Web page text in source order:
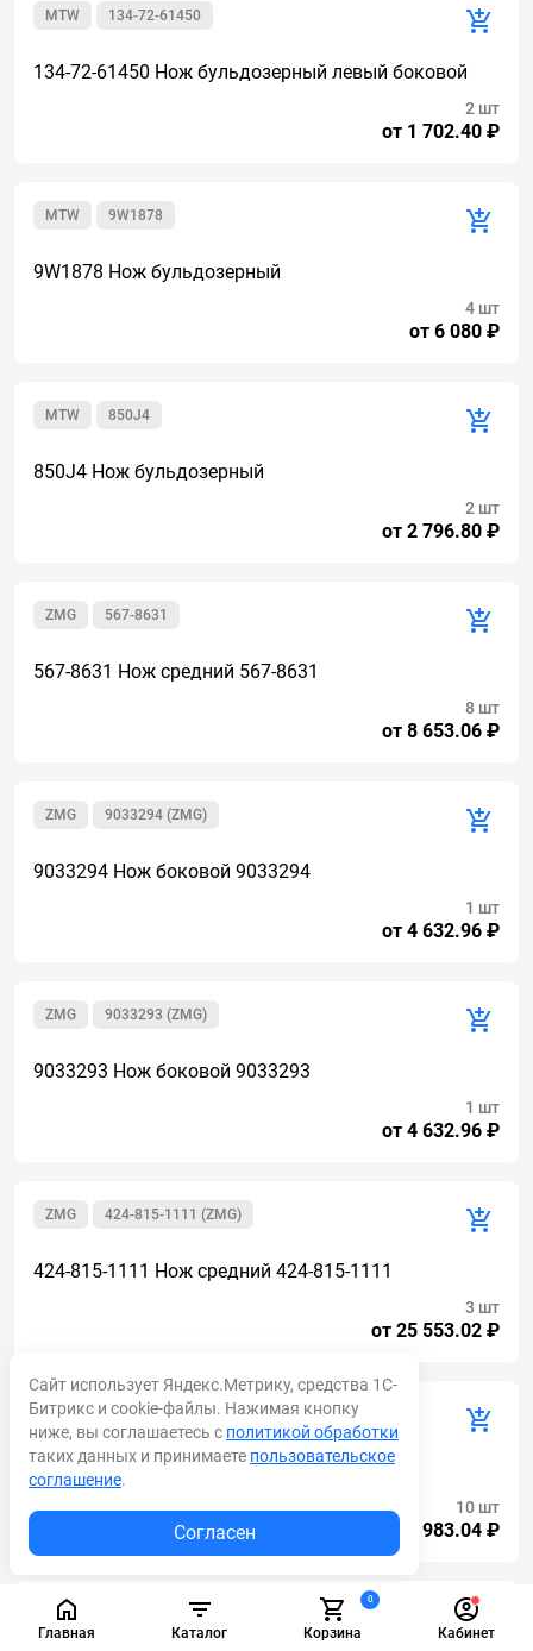
Главная Каталог
0
Корзина Кабинет
134-72-61450
MTW
134-72-61450 Нож бульдозерный левый боковой
от 1 702.40 ₽
2 шт
9W1878
MTW
9W1878 Нож бульдозерный
от 6 080 ₽
4 шт
850J4
MTW
850J4 Нож бульдозерный
от 2 796.80 ₽
2 шт
567-8631
ZMG
567-8631 Нож средний 567-8631
от 8 653.06 ₽
8 шт
9033294 (ZMG)
ZMG
9033294 Нож боковой 9033294
от 4 632.96 ₽
1 шт
9033293 (ZMG)
ZMG
9033293 Нож боковой 9033293
от 4 632.96 ₽
1 шт
424-815-1111 (ZMG)
ZMG
424-815-1111 Нож средний 424-815-1111
от 25 553.02 ₽
3 шт
156-82-00001 (ZMG)
ZMG
156-82-00001 Нож средний 156-82-00001
от 7 983.04 ₽
10 шт
AM
Сайт использует Яндекс.Метрику, средства 1С-
Битрикс и cookie-файлы. Нажимая кнопку
ниже, вы соглашаетесь с политикой обработки
таких данных и принимаете пользовательское
соглашение.
Согласен